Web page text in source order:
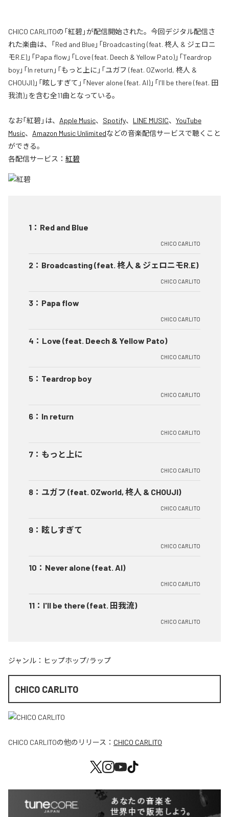
CHICO CARLITOの「紅碧」が配信開始された。今回デジタル配信さ
れた楽曲は、「Red and Blue」「Broadcasting (feat. 柊人 & ジェロニ
モR.E)」「Papa flow」「Love (feat. Deech & Yellow Pato)」「Teardrop
boy」「In return」「もっと上に」「ユガフ (feat. OZworld, 柊人 &
CHOUJI)」「眩しすぎて」「Never alone (feat. AI)」「I'll be there (feat. 田
我流)」を含む全11曲となっている。
なお「紅碧」は、 Apple Music、 Spotify、 LINE MUSIC、 YouTube
Music、 Amazon Music Unlimitedなどの音楽配信サービスで聴くこと
ができる。
各配信サービス： 紅碧
1 ： Red and Blue
CHICO CARLITO
2 ： Broadcasting (feat. 柊人 & ジェロニモR.E)
CHICO CARLITO
3 ： Papa flow
CHICO CARLITO
4 ： Love (feat. Deech & Yellow Pato)
CHICO CARLITO
5 ： Teardrop boy
CHICO CARLITO
6 ： In return
CHICO CARLITO
7 ： もっと上に
CHICO CARLITO
8 ： ユガフ (feat. OZworld, 柊人 & CHOUJI)
CHICO CARLITO
9 ： 眩しすぎて
CHICO CARLITO
10 ： Never alone (feat. AI)
CHICO CARLITO
11 ： I'll be there (feat. 田我流)
CHICO CARLITO
ジャンル： ヒップホップ/ラップ
CHICO CARLITO
CHICO CARLITOの他のリリース： CHICO CARLITO